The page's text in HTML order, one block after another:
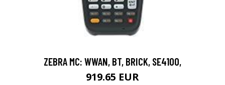
ZEBRA MC: WWAN, BT, BRICK, SE4100,
919.65 EUR